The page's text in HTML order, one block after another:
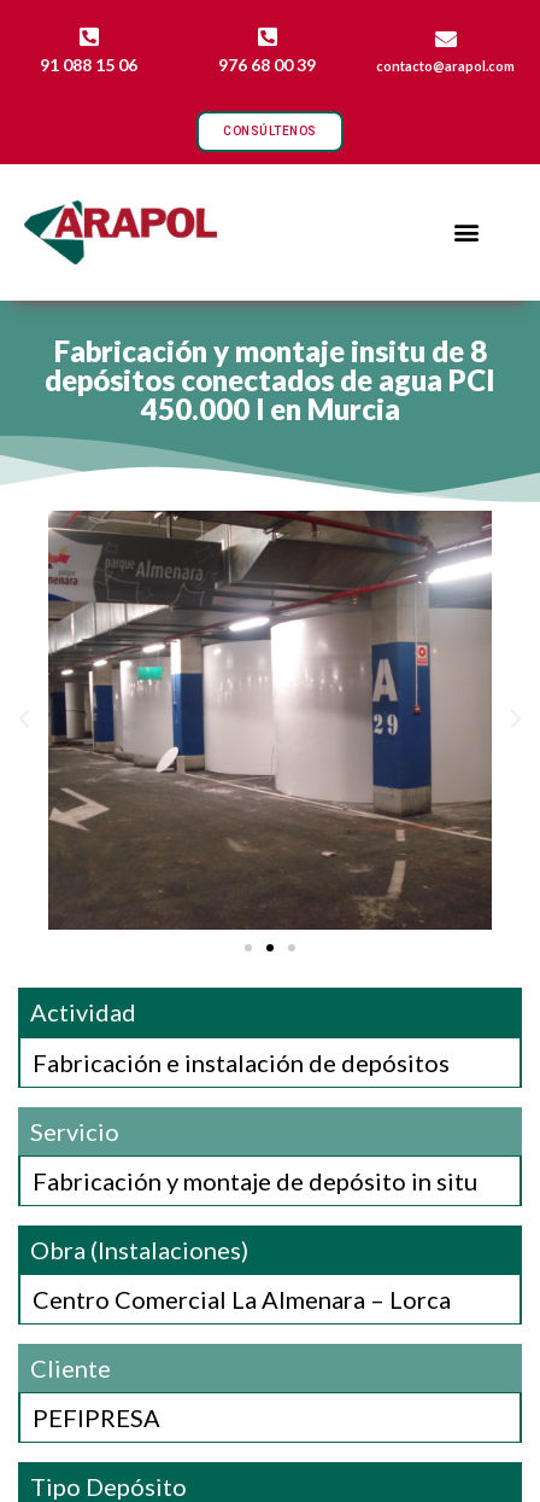
91 088 15 06 976 68 00 39 contacto@arapol.com
CONSÚLTENOS
Fabricación y montaje insitu de 8
depósitos conectados de agua PCI
450.000 l en Murcia
Actividad
Fabricación e instalación de depósitos
Servicio
Fabricación y montaje de depósito in situ
Obra (Instalaciones)
Centro Comercial La Almenara – Lorca
Cliente
PEFIPRESA
Tipo Depósito